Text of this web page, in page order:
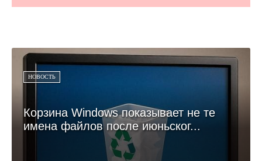
НОВОСТЬ
Корзина Windows показывает не те
имена файлов после июньског...